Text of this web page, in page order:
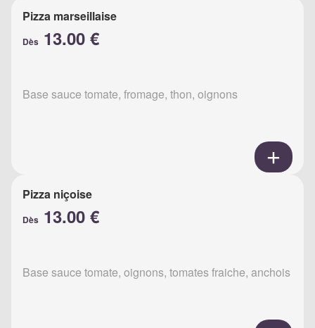
Pizza marseillaise
Dès 13.00 €
Base sauce tomate, fromage, thon, oignons
Pizza niçoise
Dès 13.00 €
Base sauce tomate, oignons, tomates fraiche, anchois